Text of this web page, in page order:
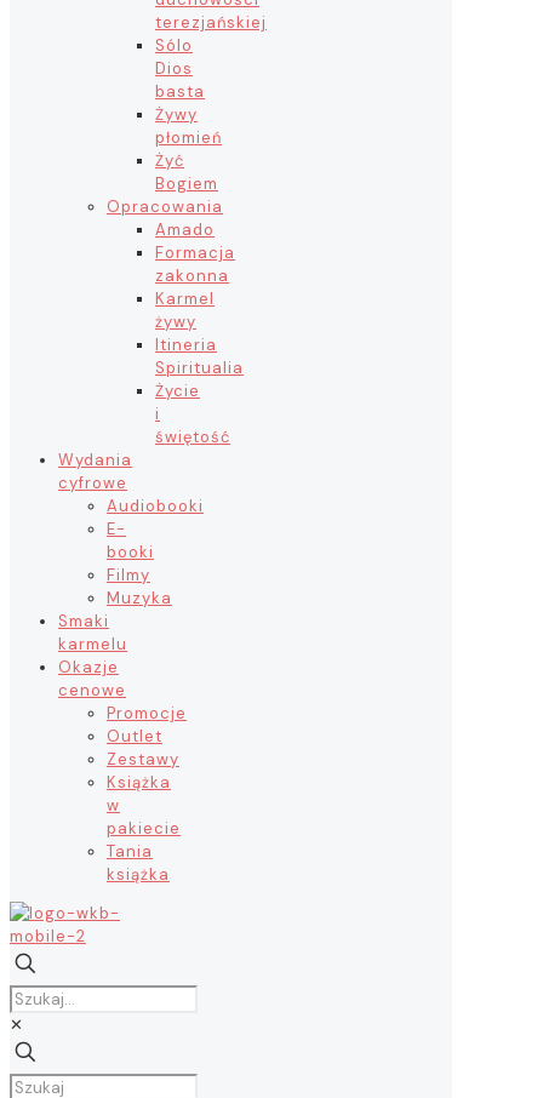
terezjańskiej
Sólo
Dios
basta
Żywy
płomień
Żyć
Bogiem
Opracowania
Amado
Formacja
zakonna
Karmel
żywy
Itineria
Spiritualia
Życie
i
świętość
Wydania
cyfrowe
Audiobooki
E-
booki
Filmy
Muzyka
Smaki
karmelu
Okazje
cenowe
Promocje
Outlet
Zestawy
Książka
w
pakiecie
Tania
książka
✕